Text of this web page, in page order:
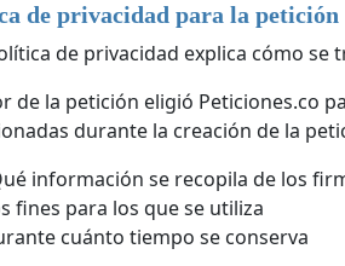
de privacidad para la
de privacidad explica cómo
de la petición eligió Peticiones.co
durante la creación de la
información se recopila de los
fines para los que se utiliza
cuánto tiempo se conserva